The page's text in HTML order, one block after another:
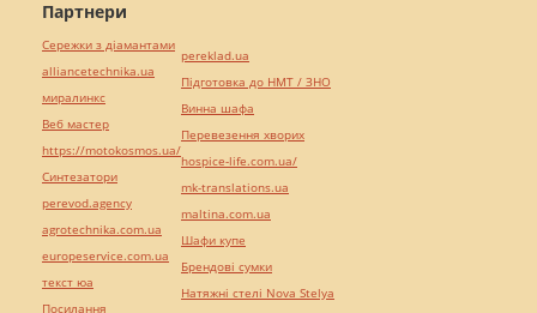
Партнери
Сережки з діамантами
alliancetechnika.ua
миралинкс
Веб мастер
https://motokosmos.ua/
Синтезатори
perevod.agency
agrotechnika.com.ua
europeservice.com.ua
текст юа
Посилання
pereklad.ua
Підготовка до НМТ / ЗНО
Винна шафа
Перевезення хворих
hospice-life.com.ua/
mk-translations.ua
maltina.com.ua
Шафи купе
Брендові сумки
Натяжні стелі Nova Stelya